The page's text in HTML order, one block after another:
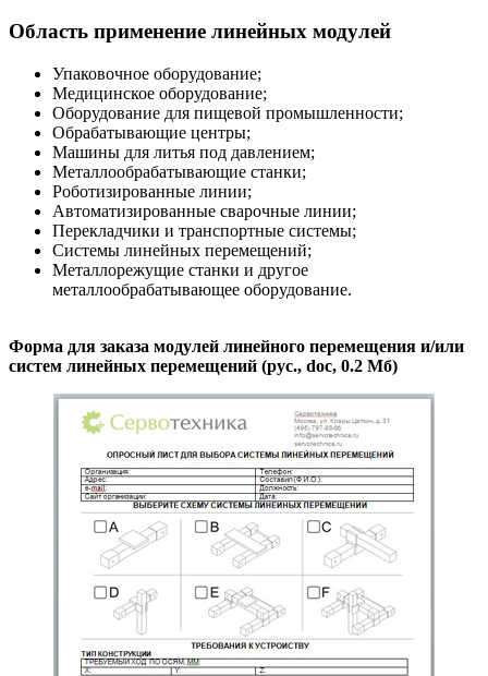
Область применение линейных модулей
Упаковочное оборудование;
Медицинское оборудование;
Оборудование для пищевой промышленности;
Обрабатывающие центры;
Машины для литья под давлением;
Металлообрабатывающие станки;
Роботизированные линии;
Автоматизированные сварочные линии;
Перекладчики и транспортные системы;
Системы линейных перемещений;
Металлорежущие станки и другое
металлообрабатывающее оборудование.
Форма для заказа модулей линейного перемещения и/или
систем линейных перемещений (рус., doc, 0.2 Мб)